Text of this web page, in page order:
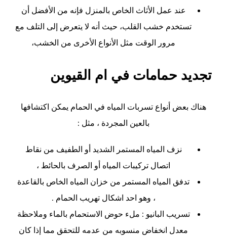
عند عمل الأثاث الخاص بالمنزل فإنه من الأفضل أن
تستخدم خشب القلب، حيث أنه لا يتعرض إلى التلف مع
مرور الوقت مثل الأنواع الأخرى من الخشب،
تجديد حمامات في ام القيوين
هناك بعض أنواع تسربات المياه في الحمام يمكن اكتشافها
بالعين المجردة ، مثل :
نزف المياه المستمر الشديد أو الطفيف من نقاط
اتصال تركيبات المياه أو الصرف بالحائط ،
تدفق المياه المستمر من خزان المياه الخاص بالقاعدة
، وهو احد اشكال تهريب الحمام .
تسريب البانيو : ملء حوض الاستحمام بالماء وملاحظة
معدل انخفاض منسوبه من عدمه للتحقق مما إذا كان